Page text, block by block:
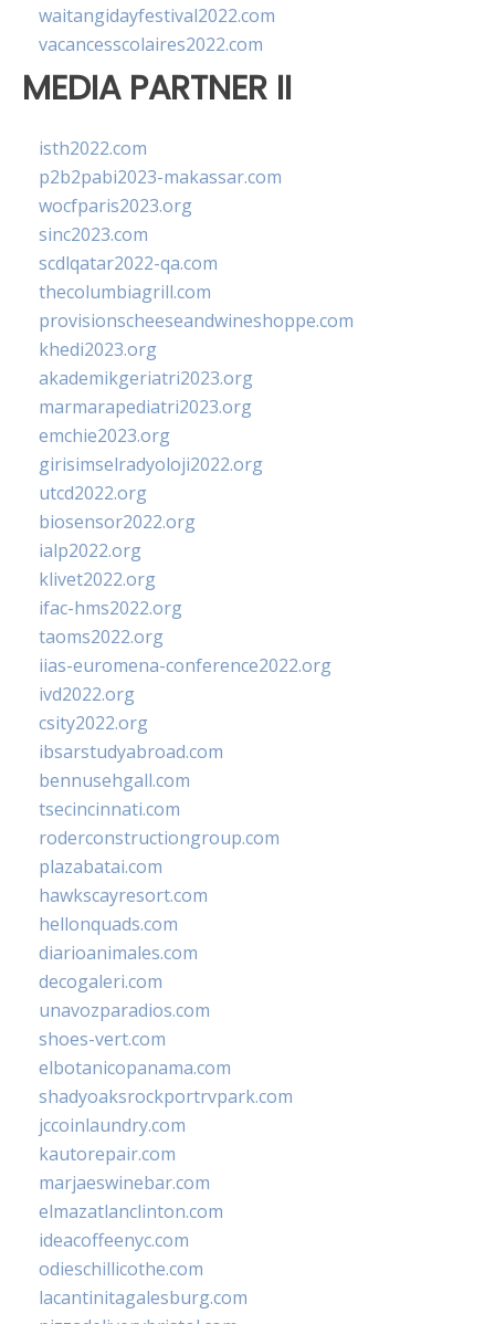
waitangidayfestival2022.com
vacancesscolaires2022.com
MEDIA PARTNER II
isth2022.com
p2b2pabi2023-makassar.com
wocfparis2023.org
sinc2023.com
scdlqatar2022-qa.com
thecolumbiagrill.com
provisionscheeseandwineshoppe.com
khedi2023.org
akademikgeriatri2023.org
marmarapediatri2023.org
emchie2023.org
girisimselradyoloji2022.org
utcd2022.org
biosensor2022.org
ialp2022.org
klivet2022.org
ifac-hms2022.org
taoms2022.org
iias-euromena-conference2022.org
ivd2022.org
csity2022.org
ibsarstudyabroad.com
bennusehgall.com
tsecincinnati.com
roderconstructiongroup.com
plazabatai.com
hawkscayresort.com
hellonquads.com
diarioanimales.com
decogaleri.com
unavozparadios.com
shoes-vert.com
elbotanicopanama.com
shadyoaksrockportrvpark.com
jccoinlaundry.com
kautorepair.com
marjaeswinebar.com
elmazatlanclinton.com
ideacoffeenyc.com
odieschillicothe.com
lacantinitagalesburg.com